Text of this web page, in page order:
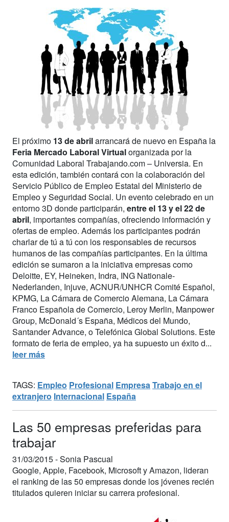
El próximo 13 de abrilarrancará de nuevo en España la
Feria Mercado Laboral Virtualorganizada por la
Comunidad Laboral Trabajando.com – Universia. En
esta edición, también contará con la colaboración del
Servicio Público de Empleo Estatal del Ministerio de
Empleo y Seguridad Social. Un evento celebrado en un
entorno 3D donde participarán, entre el 13 y el 22 de
abril, importantes compañías, ofreciendo información y
ofertas de empleo. Además los participantes podrán
charlar de tú a tú con los responsables de recursos
humanos de las compañías participantes. En la última
edición se sumaron a la iniciativa empresas como
Deloitte, EY, Heineken, Indra, ING Nationale-
Nederlanden, Injuve, ACNUR/UNHCR Comité Español,
KPMG, La Cámara de Comercio Alemana, La Cámara
Franco Española de Comercio, Leroy Merlin, Manpower
Group, McDonald´s España, Médicos del Mundo,
Santander Advance, o Telefónica Global Solutions. Este
formato de feria de empleo, ya ha supuesto un éxito d...
leer más
TAGS: Empleo Profesional Empresa Trabajo en el
extranjero Internacional España
Las 50 empresas preferidas para
trabajar
31/03/2015 -Sonia Pascual
Google, Apple, Facebook, Microsoft y Amazon, lideran
el ranking de las 50 empresas donde los jóvenes recién
titulados quieren iniciar su carrera profesional.